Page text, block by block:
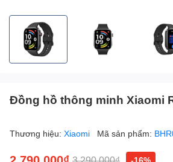
Đồng hồ thông minh Xiaomi
Thương hiệu: Xiaomi Mã sản phẩm: